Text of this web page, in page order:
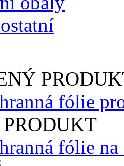
fólie
fólie